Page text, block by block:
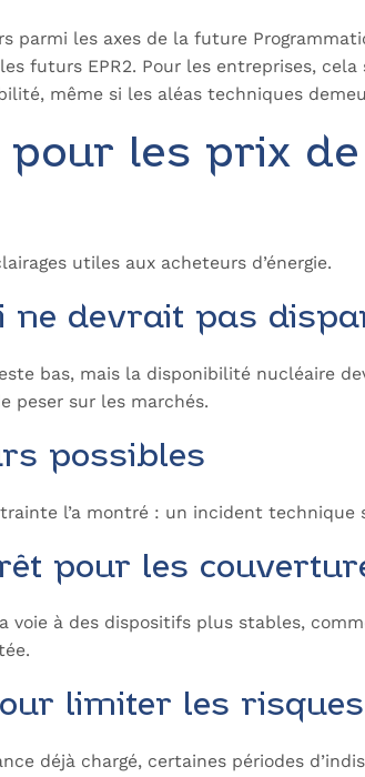
parmi les axes de la future
futurs EPR2. Pour les entreprises,
même si les aléas techniques
pour les prix
utiles aux acheteurs d’énergie.
ne devrait pas
bas, mais la disponibilité nucléaire
peser sur les marchés.
possibles
l’a montré : un incident
pour les
voie à des dispositifs plus stables,
limiter les risques
déjà chargé, certaines périodes